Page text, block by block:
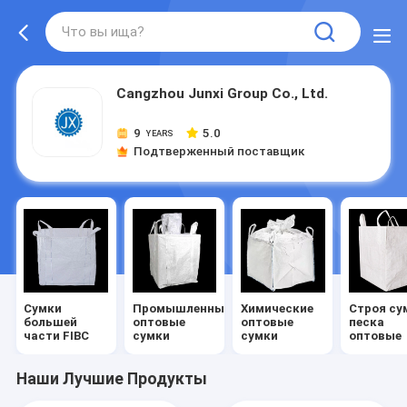
Cangzhou Junxi Group Co., Ltd.
9 YEARS
5.0
Подтверженный поставщик
Сумки
большей
части FIBC
Промышленные
оптовые
сумки
Химические
оптовые
сумки
Строя
песка
оптовые
Наши Лучшие Продукты